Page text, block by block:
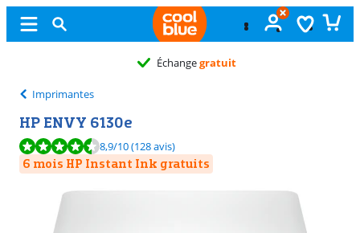
Échangegratuit
Imprimantes
HP ENVY 6130e
La note est de 8,9 sur 10, basée sur 128 avis.
8,9/10(128 avis)
6 mois HP Instant Ink gratuits